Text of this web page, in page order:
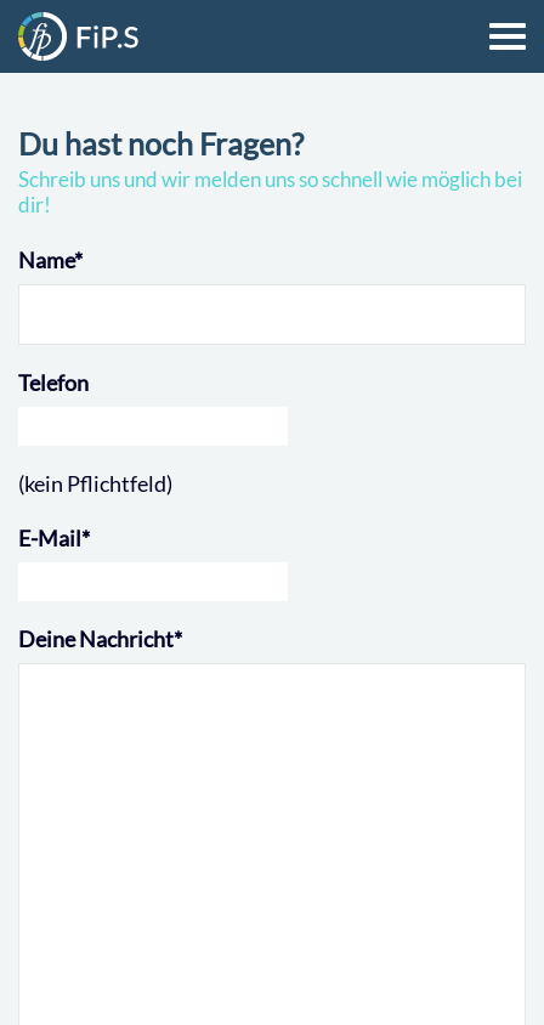
Du hast noch Fragen?
Schreib uns und wir melden uns so schnell wie möglich bei
dir!
Name*
Telefon
(kein Pflichtfeld)
E-Mail*
Deine Nachricht*